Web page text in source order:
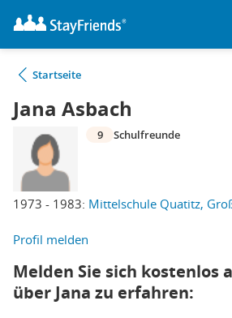
Startseite
Jana Asbach
1973 - 1983: Mittelschule Quatitz,
9 Schulfreunde
Profil melden
Melden Sie sich kostenlos
über Jana zu erfahren: